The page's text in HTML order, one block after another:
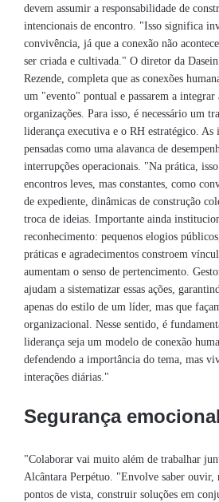
devem assumir a responsabilidade de
intencionais de encontro. "Isso significa
convivência, já que a conexão não
ser criada e cultivada." O diretor da
Rezende, completa que as conexões
um "evento" pontual e passarem a integrar
organizações. Para isso, é necessário um
liderança executiva e o RH estratégico. As
pensadas como uma alavanca de
interrupções operacionais. "Na prática,
encontros leves, mas constantes, como
de expediente, dinâmicas de construção
troca de ideias. Importante ainda
reconhecimento: pequenos elogios
práticas e agradecimentos constroem
aumentam o senso de pertencimento.
ajudam a sistematizar essas ações,
apenas do estilo de um líder, mas que
organizacional. Nesse sentido, é
liderança seja um modelo de conexão
defendendo a importância do tema, mas
interações diárias."
Segurança emocional
"Colaborar vai muito além de trabalhar
Alcântara Perpétuo. "Envolve saber ouvir,
pontos de vista, construir soluções em